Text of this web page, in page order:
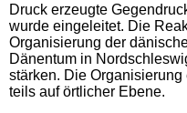
Druck erzeugte
wurde eingeleitet. Die
Organisierung der
Dänentum in
stärken. Die
teils auf örtlicher Ebene.